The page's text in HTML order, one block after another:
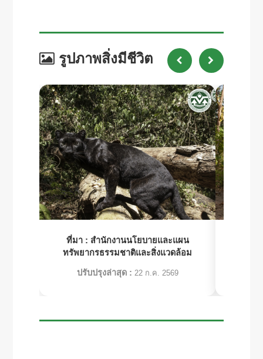
รูปภาพสิ่งมีชีวิต
ที่มา : สำนักงานนโยบายและแผน
ทรัพยากรธรรมชาติและสิ่งแวดล้อม
ปรับปรุงล่าสุด : 22 ก.ค. 2569